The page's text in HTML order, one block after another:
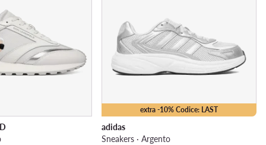
extra -10% Codice: LAST
adidas
Sneakers · Argento